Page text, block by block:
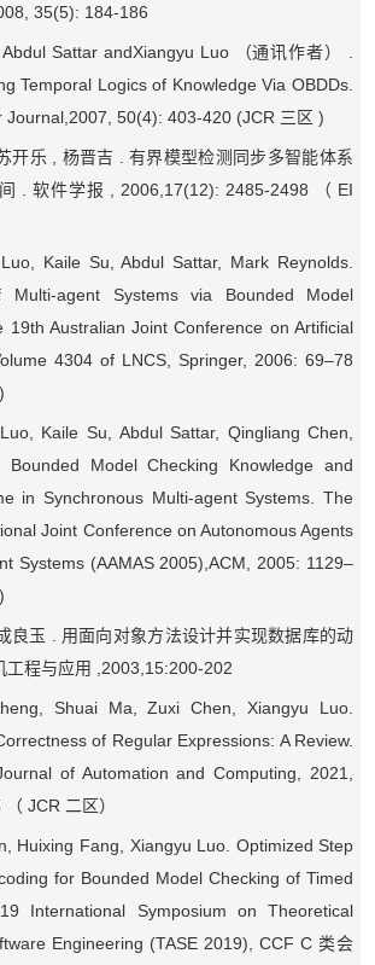
35(5): 184-186
Sattar andXiangyu Luo （通讯作者）
Temporal Logics of Knowledge Via OBDDs.
Journal,2007, 50(4): 403-420 (JCR 三区 )
开乐 杨晋吉 .有界模型检测同步多智能体系
.软件学报 , 2006,17(12): 2485-2498 （ EI
Kaile Su, Abdul Sattar, Mark Reynolds.
Multi-agent Systems via Bounded Model
19th Australian Joint Conference on Artificial
4304 of LNCS, Springer, 2006: 69–78
Kaile Su, Abdul Sattar, Qingliang Chen,
Bounded Model Checking Knowledge and
in Synchronous Multi-agent Systems. The
Joint Conference on Autonomous Agents
Systems (AAMAS 2005),ACM, 2005: 1129–
良玉
用面向对象方法设计并实现数据库的动
工程与应用 ,2003,15:200-202
Shuai Ma, Zuxi Chen, Xiangyu Luo.
of Regular Expressions: A Review.
of Automation and Computing, 2021,
（ JCR 二区）
Huixing Fang, Xiangyu Luo. Optimized Step
for Bounded Model Checking of Timed
International Symposium on Theoretical
Engineering (TASE 2019), CCF C 类会